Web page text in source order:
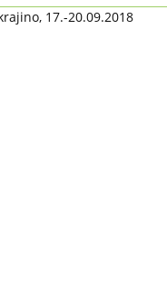
17.-20.09.2018